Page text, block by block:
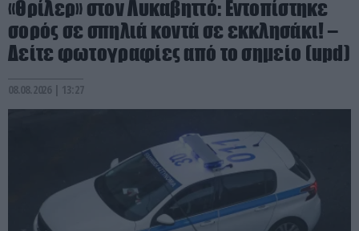
«Θρίλερ» στον Λυκαβηττό: Εντοπίστηκε
σορός σε σπηλιά κοντά σε εκκλησάκι! –
Δείτε φωτογραφίες από το σημείο (upd)
08.08.2026 | 13:27